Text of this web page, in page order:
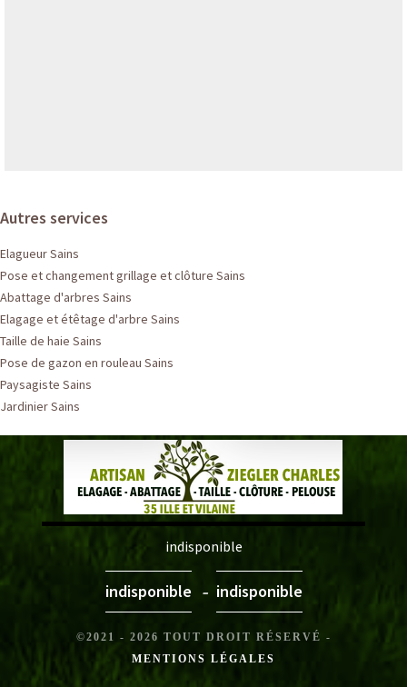
Autres services
Elagueur Sains
Pose et changement grillage et clôture Sains
Abattage d'arbres Sains
Elagage et étêtage d'arbre Sains
Taille de haie Sains
Pose de gazon en rouleau Sains
Paysagiste Sains
Jardinier Sains
indisponible
indisponible - indisponible
©2021 - 2026 TOUT DROIT RÉSERVÉ -
MENTIONS LÉGALES